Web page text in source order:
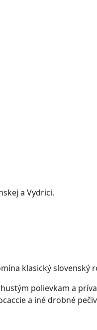
a Vydrici.
klasický slovenský
polievkam a
a iné drobné